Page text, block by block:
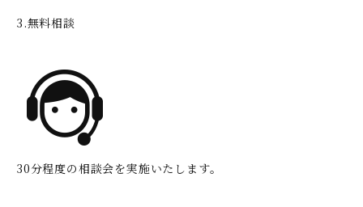
3.無料相談
30分程度の相談会を実施いたします。